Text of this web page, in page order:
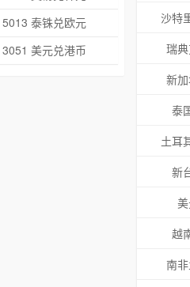
5013 泰铢兑欧元
3051 美元兑港币
沙特
瑞
新
泰
土耳
新
越
南